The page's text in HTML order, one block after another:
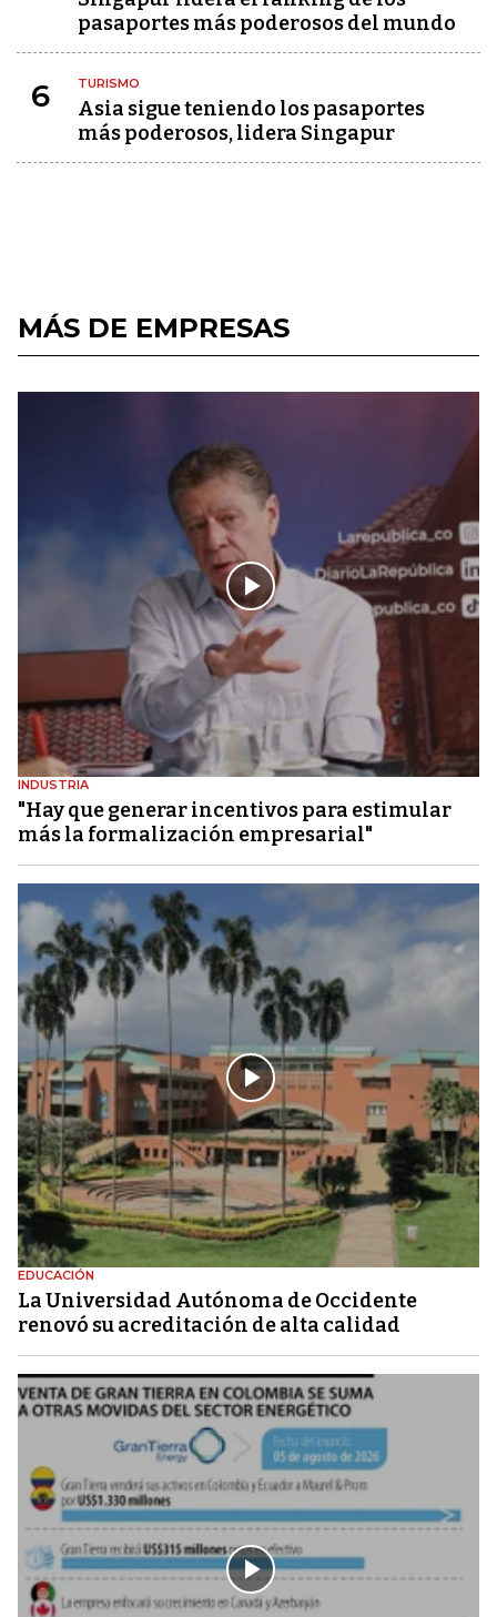
pasaportes más poderosos del mundo
6 TURISMO
Asia sigue teniendo los pasaportes
más poderosos, lidera Singapur
MÁS DE EMPRESAS
INDUSTRIA
"Hay que generar incentivos para estimular
más la formalización empresarial"
EDUCACIÓN
La Universidad Autónoma de Occidente
renovó su acreditación de alta calidad